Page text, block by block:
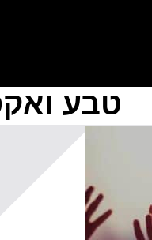
טבע